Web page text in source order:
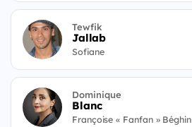
Tewfik
Jallab
Sofiane
Dominique
Blanc
Françoise « Fanfan » Béghin